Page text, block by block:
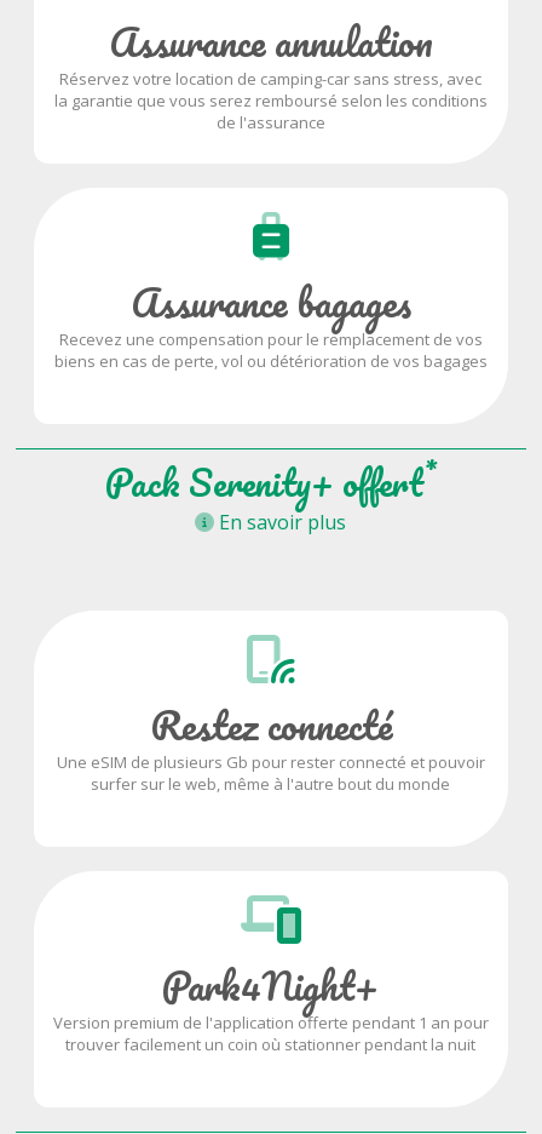
Assurance annulation
Réservez votre location de camping-car sans stress, avec
la garantie que vous serez remboursé selon les conditions
de l'assurance
Assurance bagages
Recevez une compensation pour le remplacement de vos
biens en cas de perte, vol ou détérioration de vos bagages
Pack Serenity+ offert*
En savoir plus
Restez connecté
Une eSIM de plusieurs Gb pour rester connecté et pouvoir
surfer sur le web, même à l'autre bout du monde
Park4Night+
Version premium de l'application offerte pendant 1 an pour
trouver facilement un coin où stationner pendant la nuit